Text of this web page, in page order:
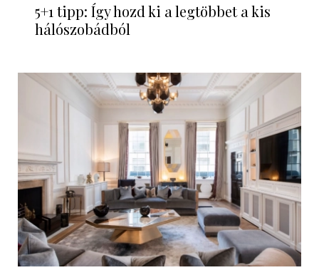
5+1 tipp: Így hozd ki a legtöbbet a kis
hálószobádból